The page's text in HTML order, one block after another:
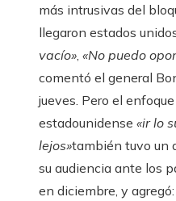
más intrusivas del
llegaron estados
vacío» «No puedo
comentó el general
jueves. Pero el enfoque
estadounidense «ir lo
lejos»también tuvo un
su audiencia ante los
en diciembre, y agregó: